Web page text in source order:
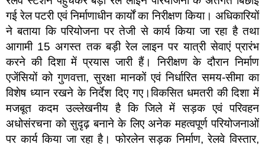
गई रेल पटरी एवं निर्माणाधीन कार्यों का निरीक्षण किया। अधिकारियों
ने बताया कि परियोजना पर तेजी से कार्य किया जा रहा है तथा
आगामी 15 अगस्त तक बड़ी रेल लाइन पर यात्री सेवाएं प्रारंभ
करने की दिशा में प्रयास जारी हैं। निरीक्षण के दौरान निर्माण
एजेंसियों को गुणवत्ता, सुरक्षा मानकों एवं निर्धारित समय-सीमा का
विशेष ध्यान रखने के निर्देश दिए गए।विकसित धमतरी की दिशा में
मजबूत कदम उल्लेखनीय है कि जिले में सड़क एवं परिवहन
अधोसंरचना को सुदृढ़ बनाने के लिए अनेक महत्वपूर्ण परियोजनाओं
पर कार्य किया जा रहा है। फोरलेन सड़क निर्माण, रेलवे विस्तार,